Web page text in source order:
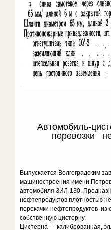
Автомобиль-
перевозки
Выпускается Волгоградским
машиностроения имени
автомобиля ЗИЛ-130.
нефтепродуктов плотностью
перекачки нефтепродуктов из
собственную цистерну.
Цистерна — калиброванная,